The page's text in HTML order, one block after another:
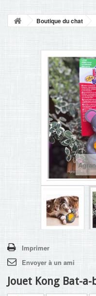
NOUVELLES
CONTACT
Boutique du chat
Imprimer
Envoyer à un ami
Jouet Kong Bat-